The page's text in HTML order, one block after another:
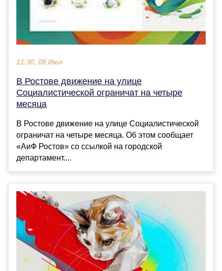
11:30, 09 Июл
В Ростове движение на улице
Социалистической ограничат на четыре
месяца
В Ростове движение на улице Социалистической
ограничат на четыре месяца. Об этом сообщает
«АиФ Ростов» со ссылкой на городской
департамент....